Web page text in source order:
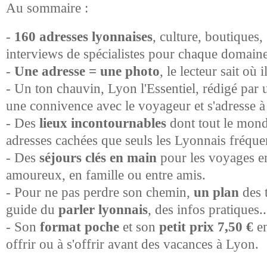
Au sommaire :
- 160 adresses lyonnaises, culture,
interviews de spécialistes pour chaque
- Une adresse = une photo, le lecteur sait où
- Un ton chauvin, Lyon l'Essentiel, rédigé par
une connivence avec le voyageur et s'adresse
- Des lieux incontournables dont tout le
adresses cachées que seuls les Lyonnais
- Des séjours clés en main pour les voyages
amoureux, en famille ou entre amis.
- Pour ne pas perdre son chemin, un plan des
guide du parler lyonnais, des infos
- Son format poche et son petit prix 7,50 €
offrir ou à s'offrir avant des vacances à Lyon.